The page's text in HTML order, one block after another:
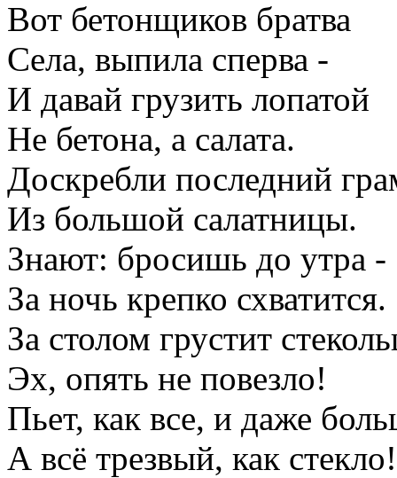
Вот бетонщиков братва
Села, выпила сперва -
И давай грузить лопатой
Не бетона, а салата.
Доскребли последний
Из большой салатницы.
Знают: бросишь до утра -
За ночь крепко схватится.
За столом грустит
Эх, опять не повезло!
Пьет, как все, и даже
А всё трезвый, как стекло!